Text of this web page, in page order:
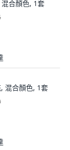
合顏色, 1套
混合顏色, 1套